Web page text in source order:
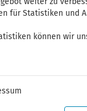
Sehr geehrte Kunden,
für Statistiken und
können wir